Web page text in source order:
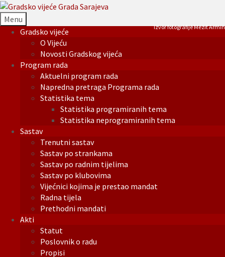
Menu
Gradsko vijeće
O Vijeću
Novosti Gradskog vijeća
Program rada
Aktuelni program rada
Napredna pretraga Programa rada
Statistika tema
Statistika programiranih tema
Statistika neprogramiranih tema
Sastav
Trenutni sastav
Sastav po strankama
Sastav po radnim tijelima
Sastav po klubovima
Vijećnici kojima je prestao mandat
Radna tijela
Prethodni mandati
Akti
Statut
Poslovnik o radu
Propisi
Izvor fotografije Mezit Armin